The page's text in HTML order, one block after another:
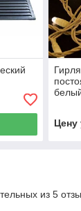
Цену
из 5